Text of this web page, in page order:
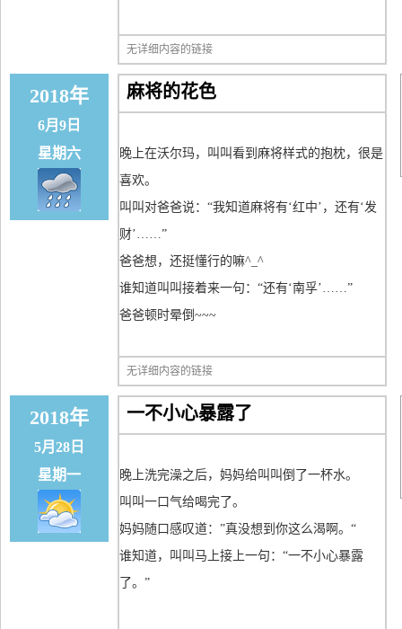
无详细内容的链接
2018年
6月9日
星期六
麻将的花色
晚上在沃尔玛，叫叫看到麻将样式的抱枕，很是
喜欢。
叫叫对爸爸说：“我知道麻将有‘红中’，还有‘发
财’……”
爸爸想，还挺懂行的嘛^_^
谁知道叫叫接着来一句：“还有‘南孚’……”
爸爸顿时晕倒~~~
无详细内容的链接
2018年
5月28日
星期一
一不小心暴露了
晚上洗完澡之后，妈妈给叫叫倒了一杯水。
叫叫一口气给喝完了。
妈妈随口感叹道：”真没想到你这么渴啊。“
谁知道，叫叫马上接上一句：“一不小心暴露
了。”